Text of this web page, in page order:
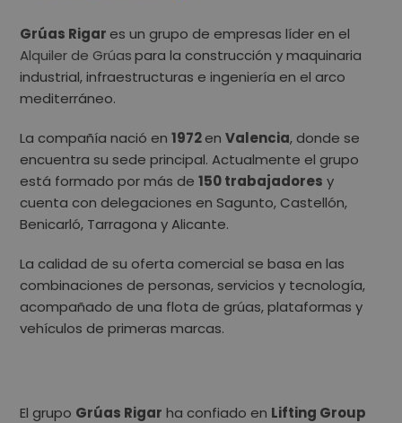
Grúas Rigar es un grupo de empresas líder en el
Alquiler de Grúas para la construcción y maquinaria
industrial, infraestructuras e ingeniería en el arco
mediterráneo.
La compañía nació en1972enValencia, donde se
encuentra su sede principal. Actualmente el grupo
está formado por más de150 trabajadores y
cuenta con delegaciones en Sagunto, Castellón,
Benicarló, Tarragona y Alicante.
La calidad de su oferta comercial se basa en las
combinaciones de personas, servicios y tecnología,
acompañado de una flota de grúas, plataformas y
vehículos de primeras marcas.
El grupo Grúas Rigar ha confiado en Lifting Group